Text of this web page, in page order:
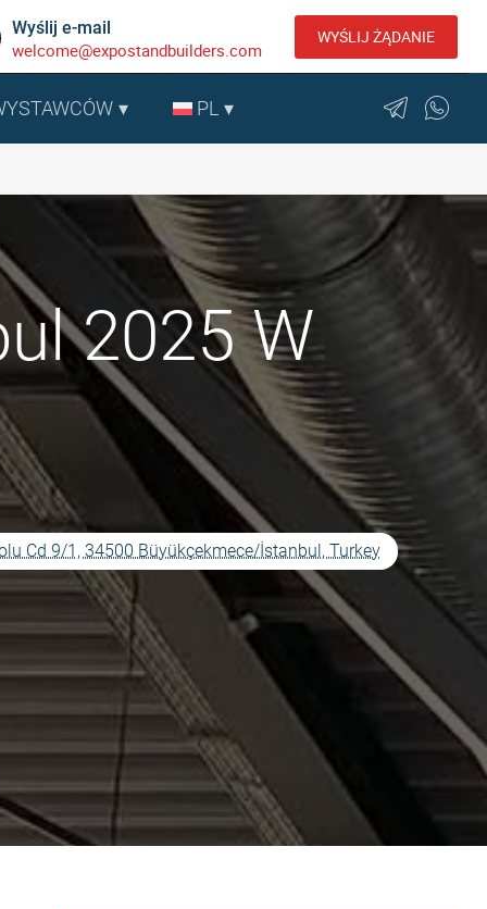
Wyślij e-mail
welcome@expostandbuilders.com
WYŚLIJ ŻĄDANIE
PL
2025 W
Cd 9/1, 34500 Büyükçekmece/İstanbul, Turkey